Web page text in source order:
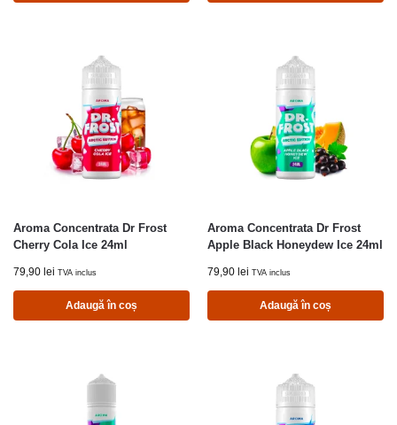
Aroma Concentrata Dr Frost
Cherry Cola Ice 24ml
79,90 lei TVA inclus
Adaugă în coș
Aroma Concentrata Dr Frost
Apple Black Honeydew Ice 24ml
79,90 lei TVA inclus
Adaugă în coș